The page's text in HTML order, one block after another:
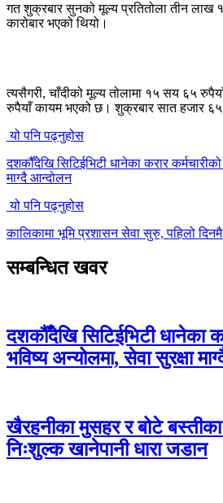
गत शुक्रबार सुनको मूल्य प्रतितोला तीन लाख
कारोबार भएको थियो।
त्यसैगरी, चाँदीको मूल्य तोलामा १५ सय ६५
रुपैयाँ कायम भएको छ। शुक्रबार सात हजार ६५
यो पनि पढ्नुहोस
दशकौँदेखि सिटिईभिटी धानेका करार
माग्दै आन्दोलन
यो पनि पढ्नुहोस
कालिकामा भूमि प्रशासन सेवा सुरु, पहिलो
सम्बन्धित खवर
दशकौँदेखि सिटिईभिटी धानेका
भविष्य अन्योलमा, सेवा सुरक्षा
खैरहनीका मुसहर र बोटे
निःशुल्क खानेपानी धारा जडान